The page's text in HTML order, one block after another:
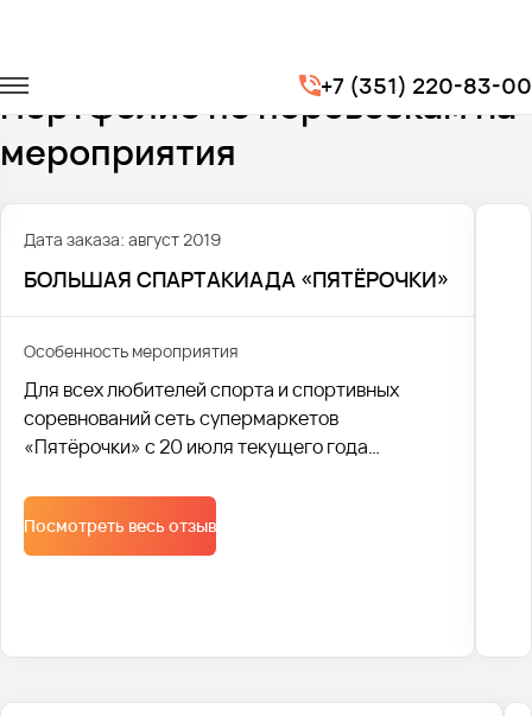
+7 (351) 220-83-00
Транспорт на мероприятия
Портфолио по перевозкам на
мероприятия
Дата заказа: август 2019
БОЛЬШАЯ СПАРТАКИАДА «ПЯТЁРОЧКИ»
Особенность мероприятия
Для всех любителей спорта и спортивных
соревнований сеть супермаркетов
«Пятёрочки» с 20 июля текущего года
Посмотреть весь отзыв